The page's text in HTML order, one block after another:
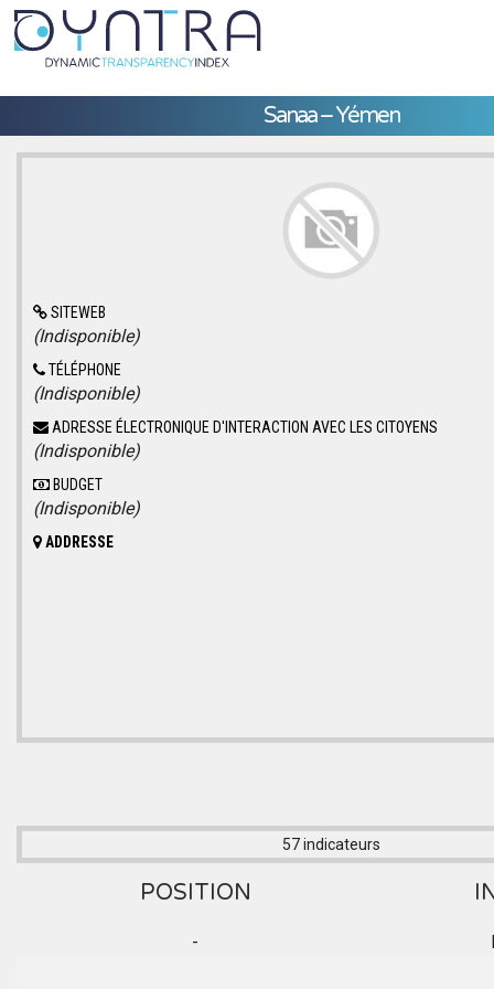
Sanaa – Yémen
SITEWEB
(Indisponible)
TÉLÉPHONE
(Indisponible)
ADRESSE ÉLECTRONIQUE D'INTERACTION AVEC LES CITOYENS
(Indisponible)
BUDGET
(Indisponible)
ADDRESSE
57 indicateurs
POSITION
-